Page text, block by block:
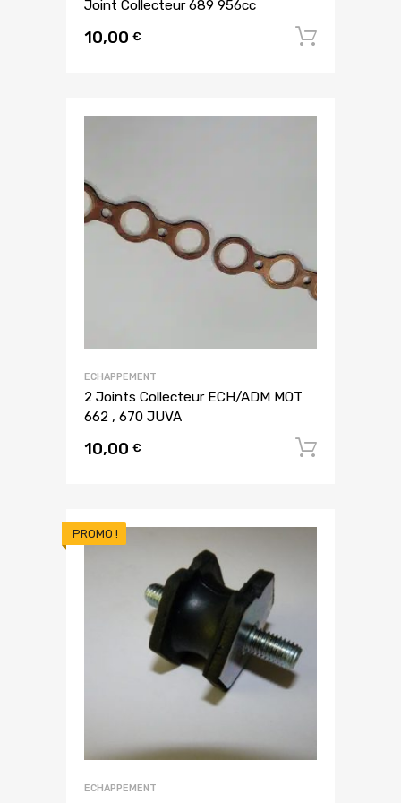
Joint Collecteur 689 956cc
10,00 €
ECHAPPEMENT
2 Joints Collecteur ECH/ADM MOT
662 , 670 JUVA
10,00 €
PROMO !
ECHAPPEMENT